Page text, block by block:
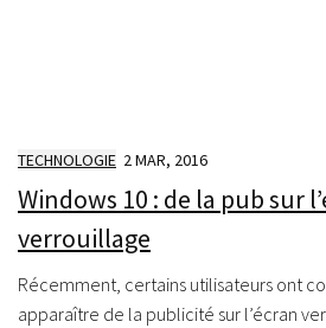
TECHNOLOGIE 2 MAR, 2016
Windows 10 : de la pub sur
verrouillage
Récemment, certains utilisateurs ont
apparaître de la publicité sur l’écran